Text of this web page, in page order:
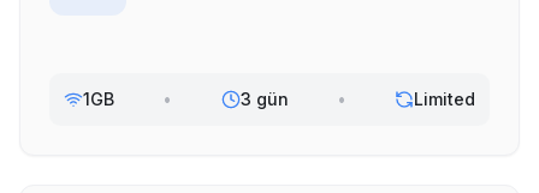
1GB • 3 gün • Limited